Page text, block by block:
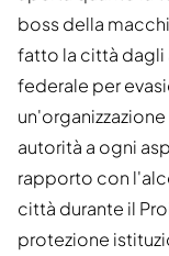
boss della
fatto la città dagli
federale per
autorità a ogni
rapporto con
città durante il
protezione